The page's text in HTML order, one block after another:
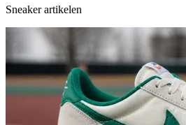
Sneaker artikelen